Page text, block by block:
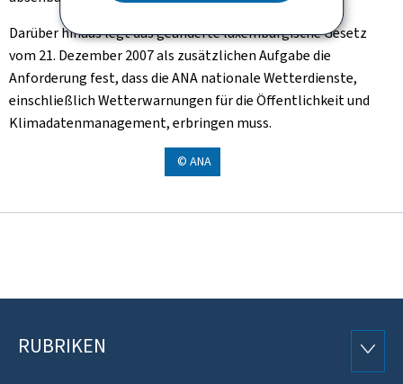
Darüber hinaus legt das geänderte luxemburgische Gesetz
vom 21. Dezember 2007 als zusätzlichen Aufgabe die
Anforderung fest, dass die ANA nationale Wetterdienste,
einschließlich Wetterwarnungen für die Öffentlichkeit und
Klimadatenmanagement, erbringen muss.
© ANA
Footer
RUBRIKEN